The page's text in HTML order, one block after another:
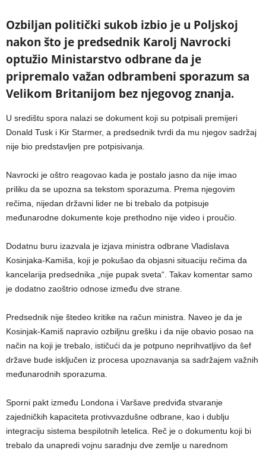
Ozbiljan politički sukob izbio je u Poljskoj
nakon što je predsednik Karolj Navrocki
optužio Ministarstvo odbrane da je
pripremalo važan odbrambeni sporazum sa
Velikom Britanijom bez njegovog znanja.
U središtu spora nalazi se dokument koji su potpisali premijeri
Donald Tusk i Kir Starmer, a predsednik tvrdi da mu njegov sadržaj
nije bio predstavljen pre potpisivanja.
Navrocki je oštro reagovao kada je postalo jasno da nije imao
priliku da se upozna sa tekstom sporazuma. Prema njegovim
rečima, nijedan državni lider ne bi trebalo da potpisuje
međunarodne dokumente koje prethodno nije video i proučio.
Dodatnu buru izazvala je izjava ministra odbrane Vladislava
Kosinjaka-Kamiša, koji je pokušao da objasni situaciju rečima da
kancelarija predsednika „nije pupak sveta“. Takav komentar samo
je dodatno zaoštrio odnose između dve strane.
Predsednik nije štedeo kritike na račun ministra. Naveo je da je
Kosinjak-Kamiš napravio ozbiljnu grešku i da nije obavio posao na
način na koji je trebalo, ističući da je potpuno neprihvatljivo da šef
države bude isključen iz procesa upoznavanja sa sadržajem važnih
međunarodnih sporazuma.
Sporni pakt između Londona i Varšave predviđa stvaranje
zajedničkih kapaciteta protivvazdušne odbrane, kao i dublju
integraciju sistema bespilotnih letelica. Reč je o dokumentu koji bi
trebalo da unapredi vojnu saradnju dve zemlje u narednom